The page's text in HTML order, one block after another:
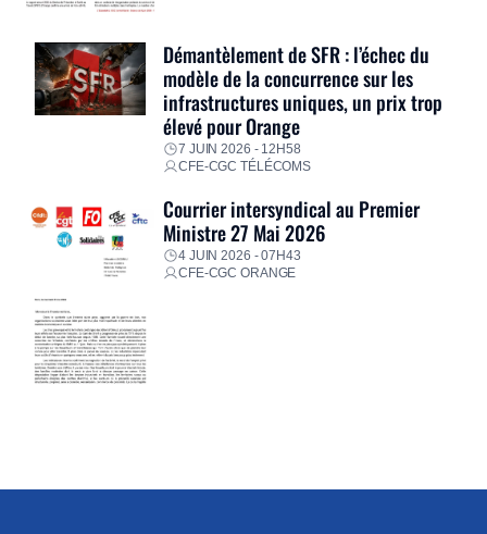
Démantèlement de SFR : l’échec du
modèle de la concurrence sur les
infrastructures uniques, un prix trop
élevé pour Orange
7 JUIN 2026 - 12H58
CFE-CGC TÉLÉCOMS
Courrier intersyndical au Premier
Ministre 27 Mai 2026
4 JUIN 2026 - 07H43
CFE-CGC ORANGE